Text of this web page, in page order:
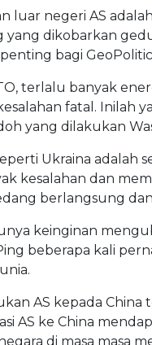
luar negeri AS
dikobarkan
bagi
terlalu banyak
fatal. Inilah
yang dilakukan
Ukraina adalah
kesalahan dan
berlangsung
keinginan
beberapa kali
AS kepada China
AS ke China
di masa masa